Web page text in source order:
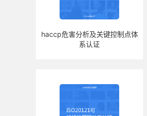
haccp危害分析及关键控制点体
系认证